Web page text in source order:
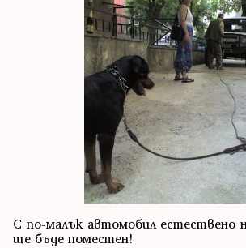
С по-малък автомобил естествено
ще бъде поместен!